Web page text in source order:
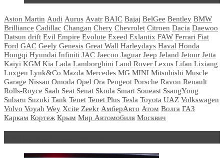
Aston Martin Audi Aurus Avatr BAIC Bajaj BelGee Bentley BMW
Brilliance Cadillac Changan Chery Chevrolet Citroen Dacia Daewoo
Datsun drift Evil Empire Evolute Exeed Exlantix FAW Ferrari Fiat
Ford GAC Geely Genesis Great Wall Harleydays Haval Honda
Hongqi Hyundai Infiniti JAC Jaecoo Jaguar Jeep Jeland Jetour Jetta
Kaiyi KGM Kia Lada Lamborghini Land Rover Lexus Lifan Lixiang
Luxgen Lynk&Co Mazda Mercedes MG MINI Mitsubishi Muscle
Garage Nissan Omoda Opel Ora Peugeot Porsche Ravon Renault
Rolls-Royce Saab Seat Senat Skoda Smart Soueast SsangYong
Subaru Suzuki Tank Tenet Tenet Plus Tesla Toyota UAZ Volkswagen
Volvo Voyah Wey Xcite Zeekr АмберАвто Атом Волга ГАЗ
Каркам Кортеж Крым Мир Автомобиля Москвич